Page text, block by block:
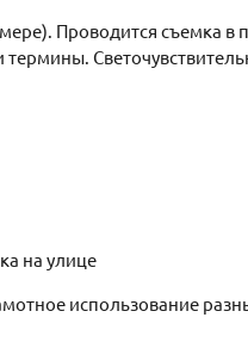
Проводится съемка
на улице
использование